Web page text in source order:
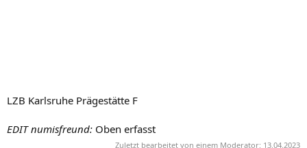
LZB Karlsruhe Prägestätte F
EDIT numisfreund: Oben erfasst
Zuletzt bearbeitet von einem Moderator: 13.04.2023